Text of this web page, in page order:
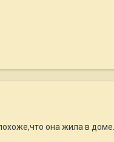
она жила в доме.